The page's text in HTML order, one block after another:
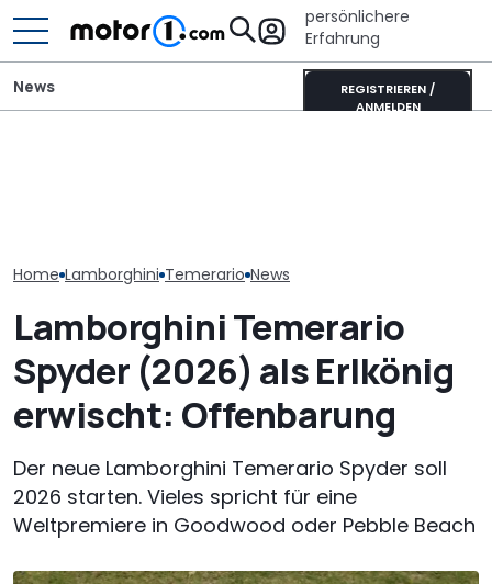
persönlichere
Erfahrung
REGISTRIEREN /
ANMELDEN
News
Home Lamborghini Temerario News
Lamborghini Temerario
Spyder (2026) als Erlkönig
erwischt: Offenbarung
Der neue Lamborghini Temerario Spyder soll
2026 starten. Vieles spricht für eine
Weltpremiere in Goodwood oder Pebble Beach